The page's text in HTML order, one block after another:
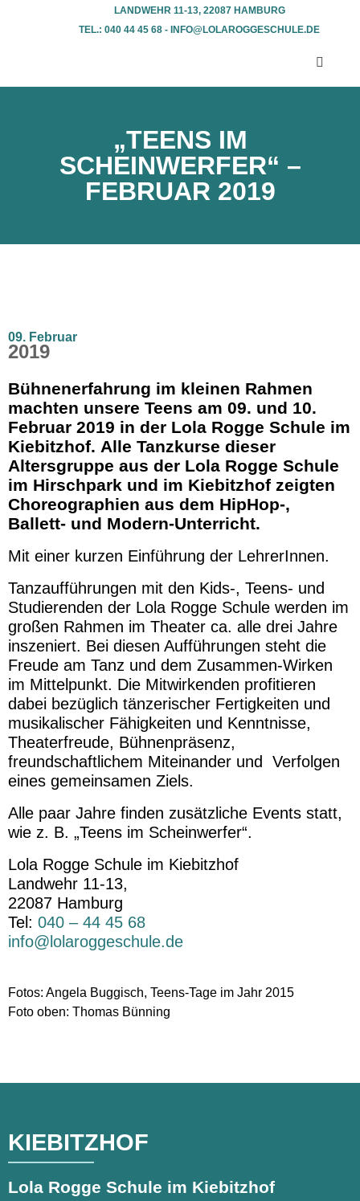
LANDWEHR 11-13, 22087 HAMBURG
TEL.: 040 44 45 68 - INFO@LOLAROGGESCHULE.DE​
„TEENS IM
SCHEINWERFER“ –
FEBRUAR 2019
09. Februar
2019
Bühnenerfahrung im kleinen Rahmen
machten unsere Teens am 09. und 10.
Februar 2019 in der Lola Rogge Schule im
Kiebitzhof. Alle Tanzkurse dieser
Altersgruppe aus der Lola Rogge Schule
im Hirschpark und im Kiebitzhof zeigten
Choreographien aus dem HipHop-,
Ballett- und Modern-Unterricht.
Mit einer kurzen Einführung der LehrerInnen.
Tanzaufführungen mit den Kids-, Teens- und
Studierenden der Lola Rogge Schule werden im
großen Rahmen im Theater ca. alle drei Jahre
inszeniert. Bei diesen Aufführungen steht die
Freude am Tanz und dem Zusammen-Wirken
im Mittelpunkt. Die Mitwirkenden profitieren
dabei bezüglich tänzerischer Fertigkeiten und
musikalischer Fähigkeiten und Kenntnisse,
Theaterfreude, Bühnenpräsenz,
freundschaftlichem Miteinander und Verfolgen
eines gemeinsamen Ziels.
Alle paar Jahre finden zusätzliche Events statt,
wie z. B. „Teens im Scheinwerfer“.
Lola Rogge Schule im Kiebitzhof
Landwehr 11-13,
22087 Hamburg
Tel: 040 – 44 45 68
info@lolaroggeschule.de
Fotos: Angela Buggisch, Teens-Tage im Jahr 2015
Foto oben: Thomas Bünning
KIEBITZHOF
Lola Rogge Schule im Kiebitzhof